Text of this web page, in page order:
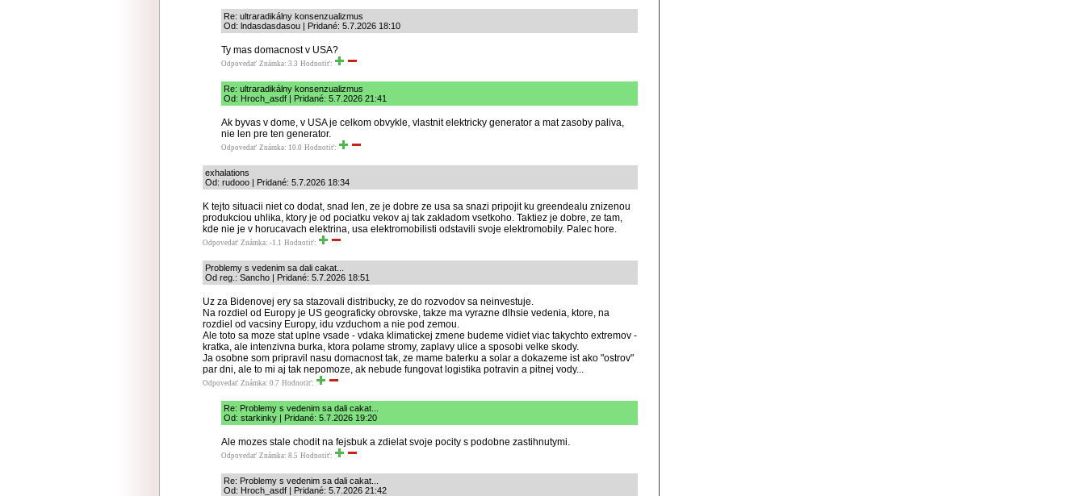
Re: ultraradikálny konsenzualizmus
Od: lndasdasdasou | Pridané: 5.7.2026 18:10
Ty mas domacnost v USA?
Odpovedať Známka: 3.3 Hodnotiť:
Re: ultraradikálny konsenzualizmus
Od: Hroch_asdf | Pridané: 5.7.2026 21:41
Ak byvas v dome, v USA je celkom obvykle, vlastnit elektricky generator a mat zasoby paliva,
nie len pre ten generator.
Odpovedať Známka: 10.0 Hodnotiť:
exhalations
Od: rudooo | Pridané: 5.7.2026 18:34
K tejto situacii niet co dodat, snad len, ze je dobre ze usa sa snazi pripojit ku greendealu znizenou
produkciou uhlika, ktory je od pociatku vekov aj tak zakladom vsetkoho. Taktiez je dobre, ze tam,
kde nie je v horucavach elektrina, usa elektromobilisti odstavili svoje elektromobily. Palec hore.
Odpovedať Známka: -1.1 Hodnotiť:
Problemy s vedenim sa dali cakat...
Od reg.: Sancho | Pridané: 5.7.2026 18:51
Uz za Bidenovej ery sa stazovali distribucky, ze do rozvodov sa neinvestuje.
Na rozdiel od Europy je US geograficky obrovske, takze ma vyrazne dlhsie vedenia, ktore, na
rozdiel od vacsiny Europy, idu vzduchom a nie pod zemou.
Ale toto sa moze stat uplne vsade - vdaka klimatickej zmene budeme vidiet viac takychto extremov -
kratka, ale intenzivna burka, ktora polame stromy, zaplavy ulice a sposobi velke skody.
Ja osobne som pripravil nasu domacnost tak, ze mame baterku a solar a dokazeme ist ako "ostrov"
par dni, ale to mi aj tak nepomoze, ak nebude fungovat logistika potravin a pitnej vody...
Odpovedať Známka: 0.7 Hodnotiť:
Re: Problemy s vedenim sa dali cakat...
Od: starkinky | Pridané: 5.7.2026 19:20
Ale mozes stale chodit na fejsbuk a zdielat svoje pocity s podobne zastihnutymi.
Odpovedať Známka: 8.5 Hodnotiť:
Re: Problemy s vedenim sa dali cakat...
Od: Hroch_asdf | Pridané: 5.7.2026 21:42